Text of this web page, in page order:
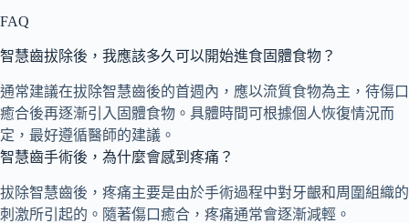
FAQ
智慧齒拔除後，我應該多久可以開始進食固體食物？
通常建議在拔除智慧齒後的首週內，應以流質食物為主，待傷口
癒合後再逐漸引入固體食物。具體時間可根據個人恢復情況而
定，最好遵循醫師的建議。
智慧齒手術後，為什麼會感到疼痛？
拔除智慧齒後，疼痛主要是由於手術過程中對牙齦和周圍組織的
刺激所引起的。隨著傷口癒合，疼痛通常會逐漸減輕。